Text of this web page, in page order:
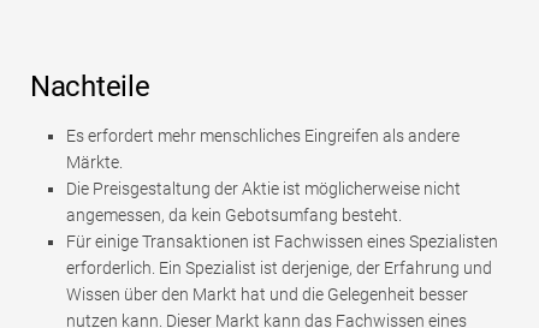
Nachteile
Es erfordert mehr menschliches Eingreifen als andere
Märkte.
Die Preisgestaltung der Aktie ist möglicherweise nicht
angemessen, da kein Gebotsumfang besteht.
Für einige Transaktionen ist Fachwissen eines Spezialisten
erforderlich. Ein Spezialist ist derjenige, der Erfahrung und
Wissen über den Markt hat und die Gelegenheit besser
nutzen kann. Dieser Markt kann das Fachwissen eines